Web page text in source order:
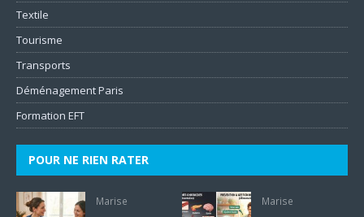
Textile
Tourisme
Transports
Déménagement Paris
Formation EFT
POUR NE RIEN RATER
Marise Marise